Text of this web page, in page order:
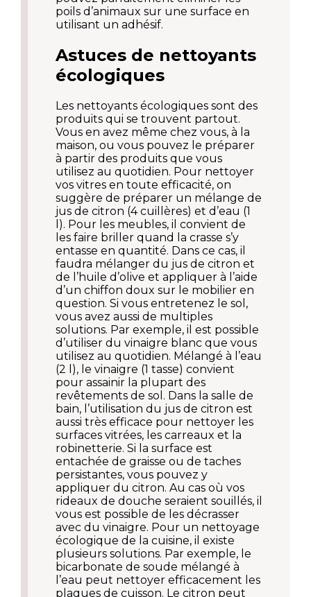
poils d’animaux sur une surface en
utilisant un adhésif.
Astuces de nettoyants
écologiques
Les nettoyants écologiques sont des
produits qui se trouvent partout.
Vous en avez même chez vous, à la
maison, ou vous pouvez le préparer
à partir des produits que vous
utilisez au quotidien. Pour nettoyer
vos vitres en toute efficacité, on
suggère de préparer un mélange de
jus de citron (4 cuillères) et d’eau (1
l). Pour les meubles, il convient de
les faire briller quand la crasse s’y
entasse en quantité. Dans ce cas, il
faudra mélanger du jus de citron et
de l’huile d’olive et appliquer à l’aide
d’un chiffon doux sur le mobilier en
question. Si vous entretenez le sol,
vous avez aussi de multiples
solutions. Par exemple, il est possible
d’utiliser du vinaigre blanc que vous
utilisez au quotidien. Mélangé à l’eau
(2 l), le vinaigre (1 tasse) convient
pour assainir la plupart des
revêtements de sol. Dans la salle de
bain, l’utilisation du jus de citron est
aussi très efficace pour nettoyer les
surfaces vitrées, les carreaux et la
robinetterie. Si la surface est
entachée de graisse ou de taches
persistantes, vous pouvez y
appliquer du citron. Au cas où vos
rideaux de douche seraient souillés, il
vous est possible de les décrasser
avec du vinaigre. Pour un nettoyage
écologique de la cuisine, il existe
plusieurs solutions. Par exemple, le
bicarbonate de soude mélangé à
l’eau peut nettoyer efficacement les
plaques de cuisson. Le citron peut